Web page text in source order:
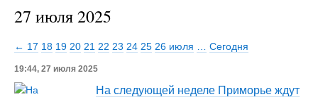
27 июля 2025
← 17 18 19 20 21 22 23 24 25 26 июля Сегодня
19:44, 27 июля 2025
На следующей неделе Приморье ждут